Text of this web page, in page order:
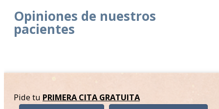
Opiniones de nuestros
pacientes
Pide tu PRIMERA CITA GRATUITA